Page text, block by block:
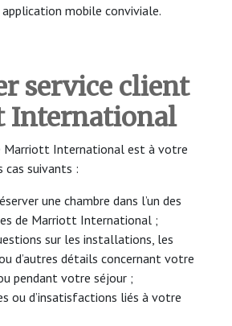
application mobile conviviale.
service client
International
Marriott International est à votre
cas suivants :
une chambre dans l’un des
de Marriott International ;
sur les installations, les
d’autres détails concernant votre
pendant votre séjour ;
ou d’insatisfactions liés à votre